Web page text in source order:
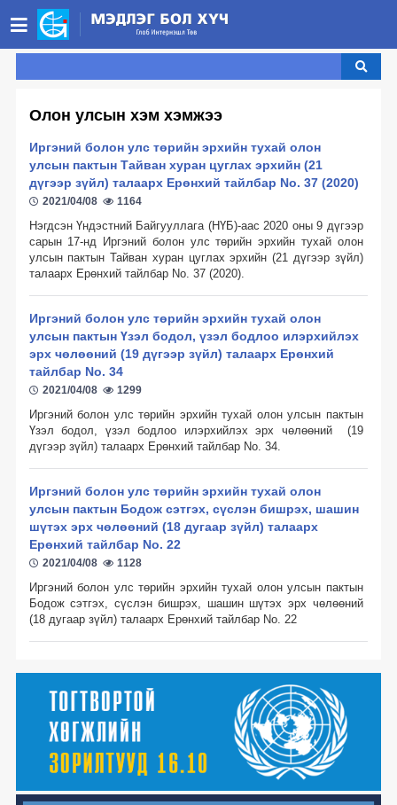
Танилцуулга
Хамт олон
ТББ код
Юу хийдэг вэ? ▾
Стратегийн хөтөлбөрүүд
Зорилтот бүлэг
Үйл ажиллагааны хэлбэр
Тэмдэглэлт өдрүүд
Хэрэгжиж буй төслүүд
Жилийн тайлан
Гишүүн байгууллага
Хамтрагч байгууллагууд
ХУУЛИУД ▾
Монгол Улсын хууль ▾
Үзэл бодлоо илэрхийлэх эрх чөлөө
Мэдээллийн эрх чөлөө
Хэвлэл мэдээллийн эрх чөлөө
Улсын нууц
Байгууллагын нууцын тухай
Төрөөс хэвлэл мэдээлэлд үүрэг хариуцлага болгосон нь
Хэвлэл мэдээллэл олон нийтийн харилцаа
Хэвлэл мэдээлэл ба олон нийтийн ашиг сонирхол
Хэвлэл мэдээлэл, сонгууль
Өргөн нэвтрүүлэг
Зохиогчийн эрх
Мэдээлэх, мэдээлэл авах эрхийг баталгаажуулсан дотоодын хууль
тогтоомж (2018 он)
Мэдээлэх, мэдээлэл авах эрхийг баталгаажуулсан дотоодын хууль
тогтоомж (2017 он)
Төсөвтэй холбоотой хуулиудад мэдээлэх, мэдээлэл авах эрхийг
баталгаажуулсан зохицуулалт
Олон улсын хэм хэмжээ ▾
Үзэл бодлоо илэрхийлэх эрх чөлөө
Мэдээллийн эрх чөлөө
Хэвлэлийн эрх чөлөө
Өргөн нэвтрүүлэг
ENGLISH
Олон улсын хэм хэмжээ
Иргэний болон улс төрийн эрхийн тухай олон
улсын пактын Тайван хуран цуглах эрхийн (21
дүгээр зүйл) талаарх Ерөнхий тайлбар No. 37 (2020)
2021/04/08 1164
Нэгдсэн Үндэстний Байгууллага (НҮБ)-аас 2020 оны 9 дүгээр
сарын 17-нд Иргэний болон улс төрийн эрхийн тухай олон
улсын пактын Тайван хуран цуглах эрхийн (21 дүгээр зүйл)
талаарх Ерөнхий тайлбар No. 37 (2020).
Иргэний болон улс төрийн эрхийн тухай олон
улсын пактын Үзэл бодол, үзэл бодлоо илэрхийлэх
эрх чөлөөний (19 дүгээр зүйл) талаарх Ерөнхий
тайлбар No. 34
2021/04/08 1299
Иргэний болон улс төрийн эрхийн тухай олон улсын пактын
Үзэл бодол, үзэл бодлоо илэрхийлэх эрх чөлөөний (19
дүгээр зүйл) талаарх Ерөнхий тайлбар No. 34.
Иргэний болон улс төрийн эрхийн тухай олон
улсын пактын Бодож сэтгэх, сүслэн бишрэх, шашин
шүтэх эрх чөлөөний (18 дугаар зүйл) талаарх
Ерөнхий тайлбар No. 22
2021/04/08 1128
Иргэний болон улс төрийн эрхийн тухай олон улсын пактын
Бодож сэтгэх, сүслэн бишрэх, шашин шүтэх эрх чөлөөний
(18 дугаар зүйл) талаарх Ерөнхий тайлбар No. 22